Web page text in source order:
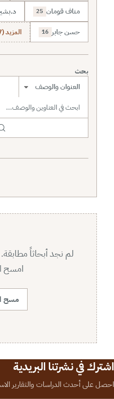
مناف قومان 25
حسن جابر 16 المزيد (17)
بحث
نطاق البحث
لم نجد أبحاثاً
امسح
مسح
اشترك في نشرتنا البريدية
احصل على أحدث الدراسات والتقارير